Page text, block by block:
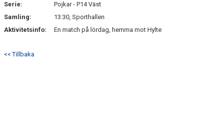
Serie:
Pojkar - P14 Väst
Samling:
13:30, Sporthallen
Aktivitetsinfo:
En match på lördag, hemma mot Hylte
<< Tillbaka